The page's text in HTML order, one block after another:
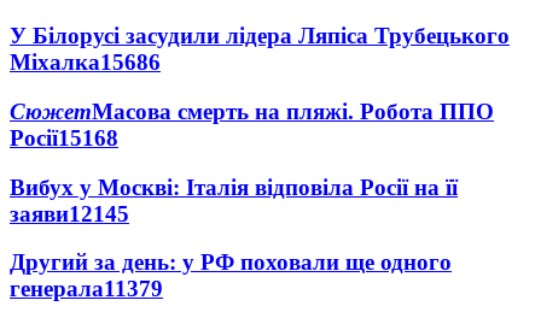
У Білорусі засудили лідера Ляпіса Трубецького
Міхалка15686
СюжетМасова смерть на пляжі. Робота ППО
Росії15168
Вибух у Москві: Італія відповіла Росії на її
заяви12145
Другий за день: у РФ поховали ще одного
генерала11379